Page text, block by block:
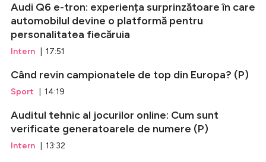
Audi Q6 e-tron: experiența surprinzătoare în care
automobilul devine o platformă pentru
personalitatea fiecăruia
Intern | 17:51
Când revin campionatele de top din Europa? (P)
Sport | 14:19
Auditul tehnic al jocurilor online: Cum sunt
verificate generatoarele de numere (P)
Intern | 13:32